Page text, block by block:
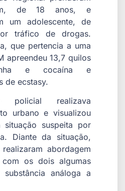
de 18 anos, e
um adolescente, de
tráfico de drogas.
que pertencia a uma
apreendeu 13,7 quilos
e cocaína e
de ecstasy.
policial realizava
urbano e visualizou
suspeita por
Diante da situação,
abordagem
os dois algumas
análoga a